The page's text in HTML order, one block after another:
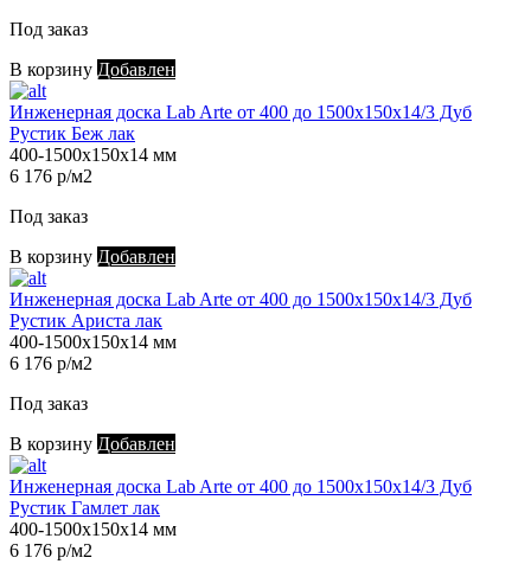
Под заказ
В корзину Добавлен
Инженерная доска Lab Arte от 400 до 1500х150х14/3 Дуб
Рустик Беж лак
400-1500х150х14 мм
6 176 р/м2
Под заказ
В корзину Добавлен
Инженерная доска Lab Arte от 400 до 1500х150х14/3 Дуб
Рустик Ариста лак
400-1500х150х14 мм
6 176 р/м2
Под заказ
В корзину Добавлен
Инженерная доска Lab Arte от 400 до 1500х150х14/3 Дуб
Рустик Гамлет лак
400-1500х150х14 мм
6 176 р/м2